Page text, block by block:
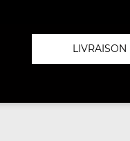
LIVRAISON